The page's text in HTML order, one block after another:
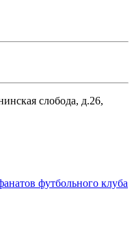
слобода, д.26,